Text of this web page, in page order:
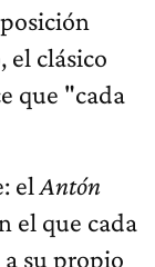
el clásico
que "cada
el Antón
el que cada
su propio